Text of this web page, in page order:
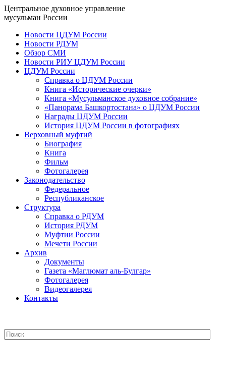
Центральное духовное управление
мусульман России
Новости ЦДУМ России
Новости РДУМ
Обзор СМИ
Новости РИУ ЦДУМ России
ЦДУМ России
Справка о ЦДУМ России
Книга «Исторические очерки»
Книга «Мусульманское духовное собрание»
«Панорама Башкортостана» о ЦДУМ России
Награды ЦДУМ России
История ЦДУМ России в фотографиях
Верховный муфтий
Биография
Книга
Фильм
Фотогалерея
Законодательство
Федеральное
Республиканское
Структура
Справка о РДУМ
История РДУМ
Муфтии России
Мечети России
Архив
Документы
Газета «Маглюмат аль-Булгар»
Фотогалерея
Видеогалерея
Контакты